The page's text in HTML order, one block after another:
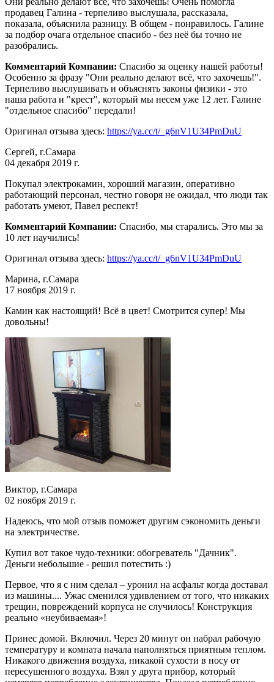
продавец Галина - терпеливо выслушала, рассказала,
показала, объяснила разницу. В общем - понравилось. Галине
за подбор очага отдельное спасибо - без неё бы точно не
разобрались.
Комментарий Компании: Спасибо за оценку нашей работы!
Особенно за фразу "Они реально делают всё, что захочешь!".
Терпеливо выслушивать и объяснять законы физики - это
наша работа и "крест", который мы несем уже 12 лет. Галине
"отдельное спасибо" передали!
Оригинал отзыва здесь: https://ya.cc/t/_g6nV1U34PmDuU
Сергей, г.Самара
04 декабря 2019 г.
Покупал электрокамин, хороший магазин, оперативно
работающий персонал, честно говоря не ожидал, что люди так
работать умеют, Павел респект!
Комментарий Компании: Спасибо, мы старались. Это мы за
10 лет научились!
Оригинал отзыва здесь: https://ya.cc/t/_g6nV1U34PmDuU
Марина, г.Самара
17 ноября 2019 г.
Камин как настоящий! Всё в цвет! Смотрится супер! Мы
довольны!
Виктор, г.Самара
02 ноября 2019 г.
Надеюсь, что мой отзыв поможет другим сэкономить деньги
на электричестве.
Купил вот такое чудо-техники: обогреватель "Дачник".
Деньги небольшие - решил потестить :)
Первое, что я с ним сделал – уронил на асфальт когда доставал
из машины.... Ужас сменился удивлением от того, что никаких
трещин, повреждений корпуса не случилось! Конструкция
реально «неубиваемая»!
Принес домой. Включил. Через 20 минут он набрал рабочую
температуру и комната начала наполняться приятным теплом.
Никакого движения воздуха, никакой сухости в носу от
пересушенного воздуха. Взял у друга прибор, который